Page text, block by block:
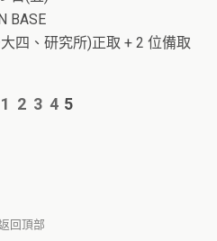
BASE
四、研究所)正取 + 2 位備取
1 2 3 4 5
回頂部